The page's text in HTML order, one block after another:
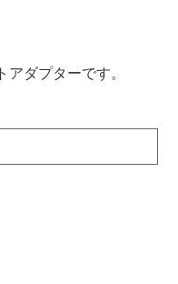
ダプターです。